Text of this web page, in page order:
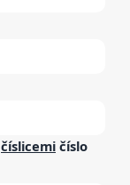
číslicemi číslo